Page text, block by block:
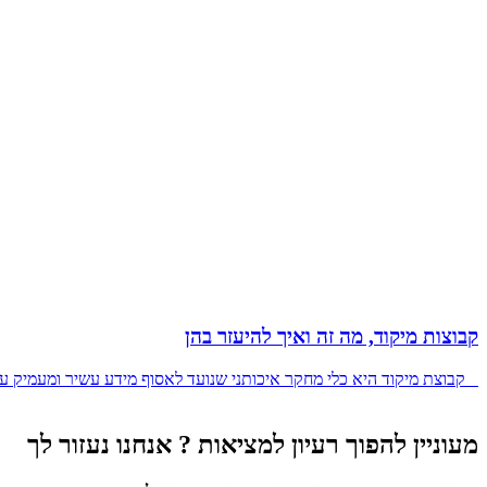
קבוצות מיקוד, מה זה ואיך להיעזר בהן
קבוצת מיקוד היא כלי מחקר איכותני שנועד לאסוף מידע עשיר
מעוניין להפוך רעיון למציאות ? אנחנו נעזור לך